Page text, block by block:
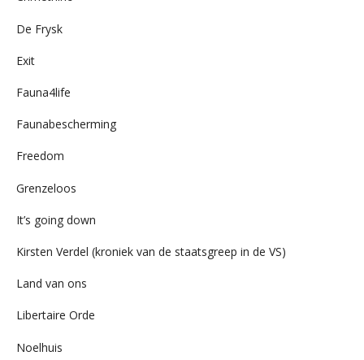
De Frysk
Exit
Fauna4life
Faunabescherming
Freedom
Grenzeloos
It’s going down
Kirsten Verdel (kroniek van de staatsgreep in de VS)
Land van ons
Libertaire Orde
Noelhuis